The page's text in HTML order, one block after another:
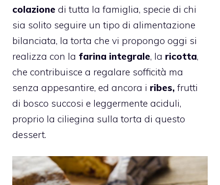
colazione di tutta la famiglia, specie di chi
sia solito seguire un tipo di alimentazione
bilanciata, la torta che vi propongo oggi si
realizza con la farina integrale, la ricotta,
che contribuisce a regalare sofficità ma
senza appesantire, ed ancora i ribes, frutti
di bosco succosi e leggermente aciduli,
proprio la ciliegina sulla torta di questo
dessert.